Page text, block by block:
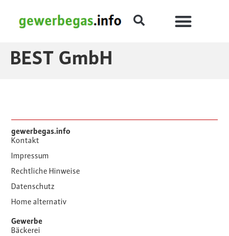
BEST GmbH
gewerbegas.info
Kontakt
Impressum
Rechtliche Hinweise
Datenschutz
Home alternativ
Gewerbe
Bäckerei